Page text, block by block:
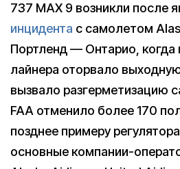
737 MAX 9 возникли после
инцидента с самолетом
Портленд — Онтарио, когда
лайнера оторвало
вызвало разгерметизацию
FAA отменило более 170
позднее примеру
основные компании-